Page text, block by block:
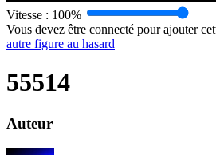
Vitesse : 100%
Vous devez être connecté pour ajouter
autre figure au hasard
55514
Auteur